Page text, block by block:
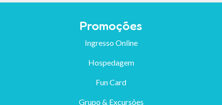
Promoções
Ingresso Online
Hospedagem
Fun Card
Grupo & Excursões